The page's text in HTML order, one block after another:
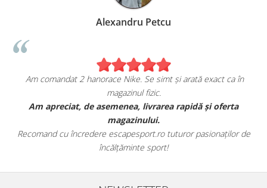
Alexandru Petcu
Am comandat 2 hanorace Nike. Se simt și arată exact ca în
magazinul fizic.
Am apreciat, de asemenea, livrarea rapidă și oferta
magazinului.
Recomand cu încredere escapesport.ro tuturor pasionaților de
încălțăminte sport!